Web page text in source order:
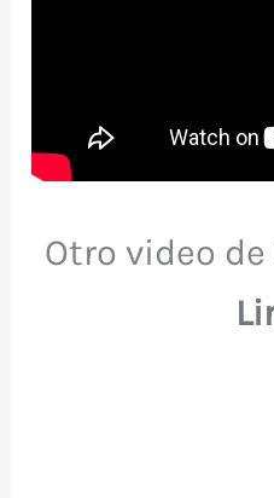
Otro video